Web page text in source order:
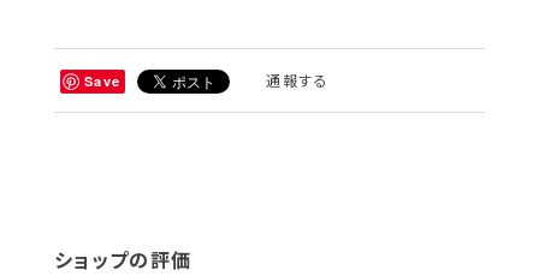
Save 通報する
ショップの評価